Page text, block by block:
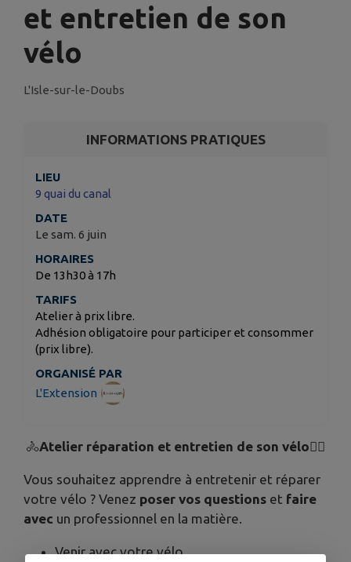
et entretien de son
vélo
L'Isle-sur-le-Doubs
INFORMATIONS PRATIQUES
LIEU
9 quai du canal
DATE
Le sam. 6 juin
HORAIRES
De 13h30 à 17h
TARIFS
Atelier à prix libre.
Adhésion obligatoire pour participer et consommer
(prix libre).
ORGANISÉ PAR
L'Extension
🚴Atelier réparation et entretien de son vélo🚴‍♀️
Vous souhaitez apprendre à entretenir et réparer
votre vélo ? Venez poser vos questions et faire
avec un professionnel en la matière.
Venir avec votre vélo.